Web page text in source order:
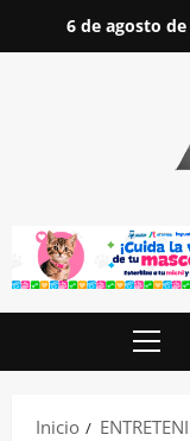
6 de agosto de
Menú
Inicio